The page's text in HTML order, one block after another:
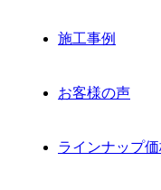
施工事例
お客様の声
ラインナップ